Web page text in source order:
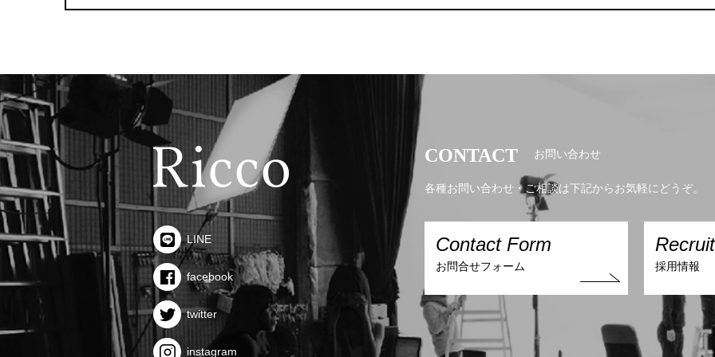
LINE
facebook
twitter
instagram
CONTACT お問い合わせ
各種お問い合わせ・ご相談は下記からお気軽にどうぞ。
Contact Form
お問合せフォーム
Recruit
採用情報